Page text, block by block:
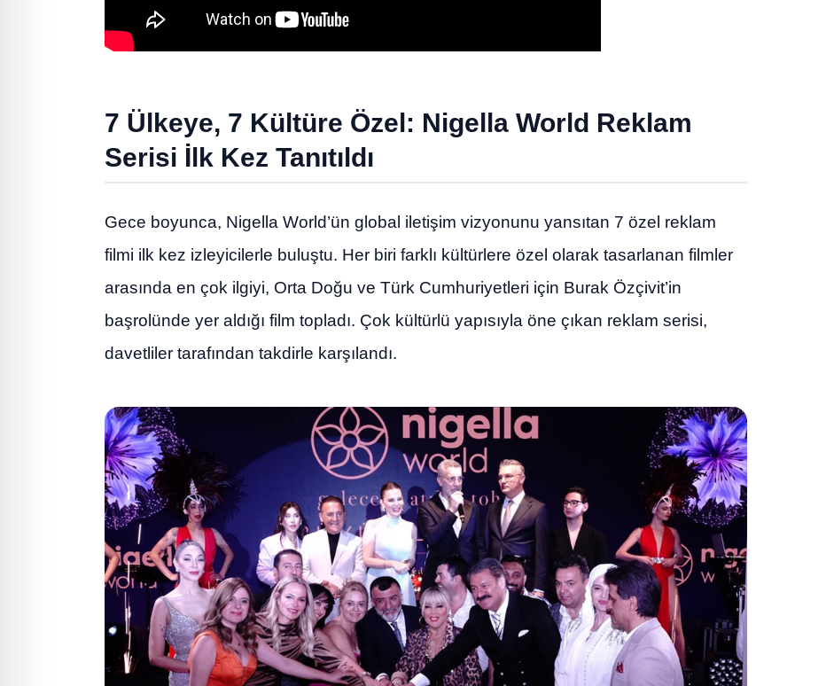
7 Ülkeye, 7 Kültüre Özel: Nigella World Reklam
Serisi İlk Kez Tanıtıldı
Gece boyunca, Nigella World’ün global iletişim vizyonunu yansıtan 7 özel reklam
filmi ilk kez izleyicilerle buluştu. Her biri farklı kültürlere özel olarak tasarlanan filmler
arasında en çok ilgiyi, Orta Doğu ve Türk Cumhuriyetleri için Burak Özçivit’in
başrolünde yer aldığı film topladı. Çok kültürlü yapısıyla öne çıkan reklam serisi,
davetliler tarafından takdirle karşılandı.